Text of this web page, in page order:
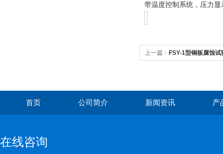
带温度控制系统，压力
上一篇： FSY-1型铜板腐蚀试
首页 公司简介 新闻资讯 产
在线咨询